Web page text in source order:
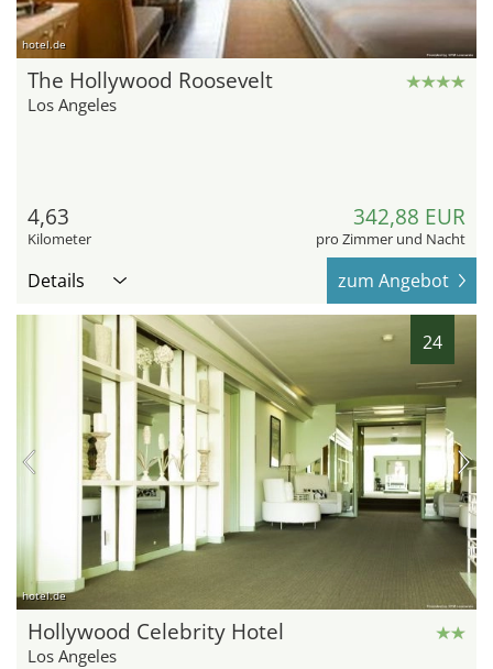
hotel.de
The Hollywood Roosevelt
Los Angeles
4,63
Kilometer
342,88 EUR
pro Zimmer und Nacht
Details zum Angebot
24
hotel.de
Hollywood Celebrity Hotel
Los Angeles